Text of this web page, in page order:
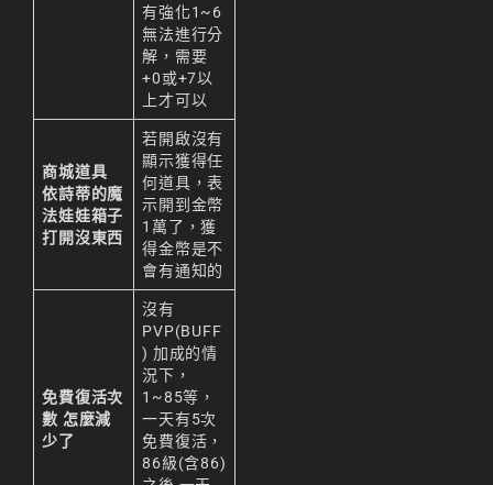
有強化1~6
無法進行分
解，需要
+0或+7以
上才可以
商城道具
依詩蒂的魔
法娃娃箱子
打開沒東西
若開啟沒有
顯示獲得任
何道具，表
示開到金幣
1萬了，獲
得金幣是不
會有通知的
免費復活次
數 怎麼減
少了
沒有
PVP(BUFF
) 加成的情
況下，
1~85等，
一天有5次
免費復活，
86級(含86)